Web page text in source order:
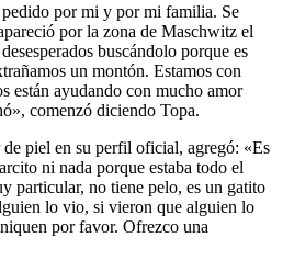
por mi y por mi familia. Se
por la zona de Maschwitz el
buscándolo porque es
un montón. Estamos con
están ayudando con mucho amor
comenzó diciendo Topa.
piel en su perfil oficial, agregó: «Es
ni nada porque estaba todo el
particular, no tiene pelo, es un gatito
lo vio, si vieron que alguien lo
por favor. Ofrezco una